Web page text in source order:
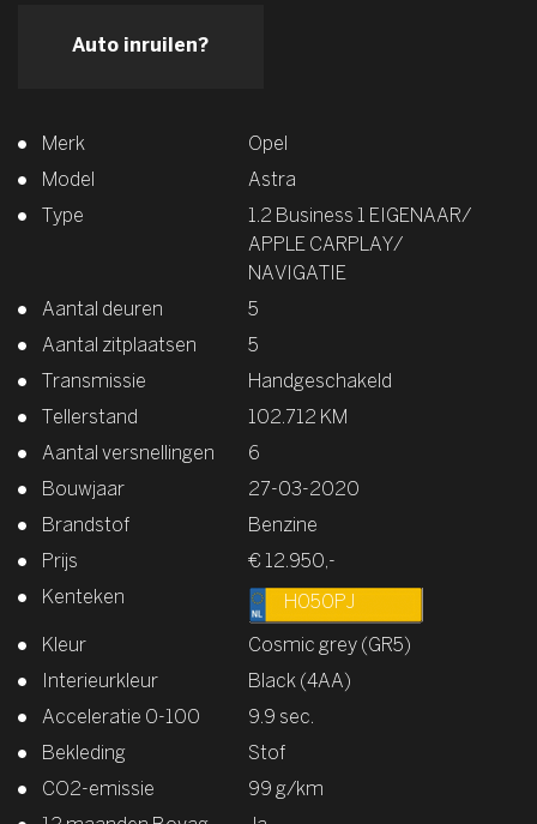
Auto inruilen?
Merk
Opel
Model
Astra
Type
1.2 Business 1 EIGENAAR/
APPLE CARPLAY/
NAVIGATIE
Aantal deuren
5
Aantal zitplaatsen
5
Transmissie
Handgeschakeld
Tellerstand
102.712 KM
Aantal versnellingen
6
Bouwjaar
27-03-2020
Brandstof
Benzine
Prijs
€ 12.950,-
Kenteken
H050PJ
Kleur
Cosmic grey (GR5)
Interieurkleur
Black (4AA)
Acceleratie 0-100
9.9 sec.
Bekleding
Stof
CO2-emissie
99 g/km